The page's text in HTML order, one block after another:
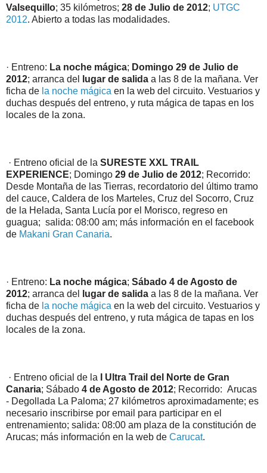
Valsequillo; 35 kilómetros; 28 de Julio de 2012; UTGC
2012. Abierto a todas las modalidades.
· Entreno: La noche mágica; Domingo 29 de Julio de
2012; arranca del lugar de salida a las 8 de la mañana. Ver
ficha de la noche mágica en la web del circuito. Vestuarios y
duchas después del entreno, y ruta mágica de tapas en los
locales de la zona.
· Entreno oficial de la SURESTE XXL TRAIL
EXPERIENCE; Domingo 29 de Julio de 2012; Recorrido:
Desde Montaña de las Tierras, recordatorio del último tramo
del cauce, Caldera de los Marteles, Cruz del Socorro, Cruz
de la Helada, Santa Lucía por el Morisco, regreso en
guagua; salida: 08:00 am; más información en el facebook
de Makani Gran Canaria.
· Entreno: La noche mágica; Sábado 4 de Agosto de
2012; arranca del lugar de salida a las 8 de la mañana. Ver
ficha de la noche mágica en la web del circuito. Vestuarios y
duchas después del entreno, y ruta mágica de tapas en los
locales de la zona.
· Entreno oficial de la
I Ultra Trail del Norte de Gran
Canaria; Sábado 4 de Agosto de 2012; Recorrido: Arucas
- Degollada La Paloma; 27 kilómetros aproximadamente; es
necesario inscribirse por email para participar en el
entrenamiento; salida: 08:00 am plaza de la constitución de
Arucas; más información en la web de Carucat.